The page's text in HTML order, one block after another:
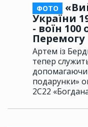
ФОТО
України
- воїн
Перемогу
Артем із
тепер
допомагаючи
подарунки»
2С22